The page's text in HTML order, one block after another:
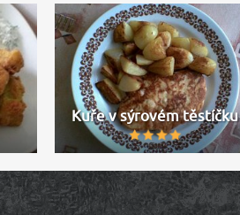
Kuře v sýrovém těstíčku